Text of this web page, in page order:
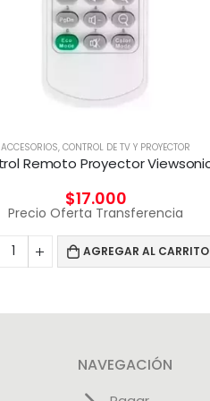
ACCESORIOS, CONTROL DE TV Y PROYECTOR
$17.000
Precio Oferta Transferencia
AGREGAR AL CARRITO
NAVEGACIÓN